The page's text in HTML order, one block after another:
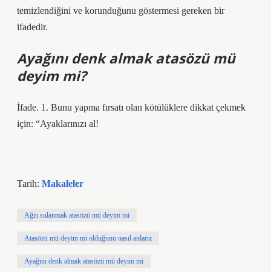
temizlendiğini ve korunduğunu göstermesi gereken bir
ifadedir.
Ayağını denk almak atasözü mü
deyim mi?
İfade. 1. Bunu yapma fırsatı olan kötülüklere dikkat çekmek
için: “Ayaklarınızı al!
Tarih: Makaleler
Ağzı sulanmak atasözü mü deyim mi
Atasözü mü deyim mi olduğunu nasıl anlarız
Ayağını denk almak atasözü mü deyim mi